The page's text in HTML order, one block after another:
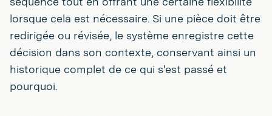
lorsque cela est nécessaire. Si une pièce doit être
redirigée ou révisée, le système enregistre cette
décision dans son contexte, conservant ainsi un
historique complet de ce qui s'est passé et
pourquoi.